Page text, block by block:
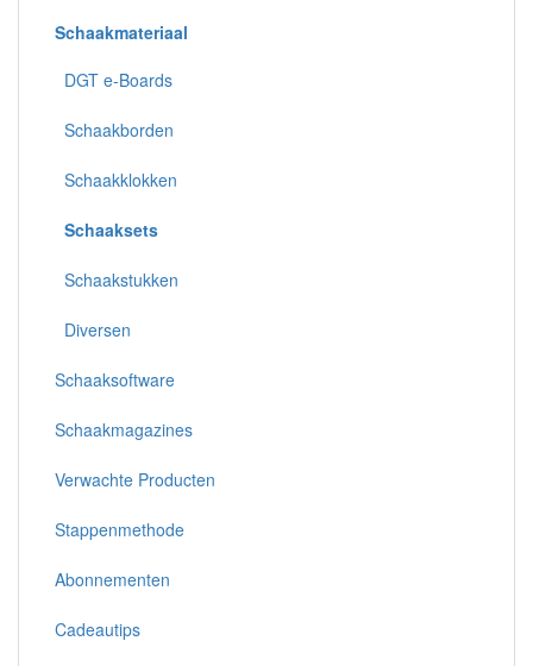
Schaakmateriaal
DGT e-Boards
Schaakborden
Schaakklokken
Schaaksets
Schaakstukken
Diversen
Schaaksoftware
Schaakmagazines
Verwachte Producten
Stappenmethode
Abonnementen
Cadeautips